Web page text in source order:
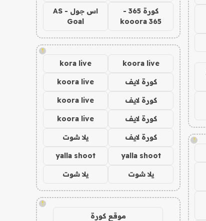
!
كورة 365 -
kooora 365
اس جول - AS
Goal
!
koora live
kora live
كورة لايف koora live
كورة لايف koora live
كورة لايف koora live
كورة لايف يلا شوت
yalla shoot
yalla shoot
يلا شوت يلا شوت
!
موقع كورة